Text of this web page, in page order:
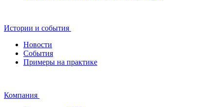
Истории и события
Новости
События
Примеры на практике
Компания